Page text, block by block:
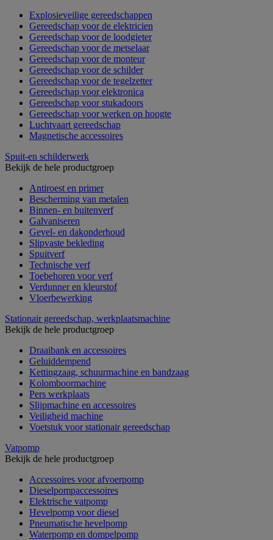
Explosieveilige gereedschappen
Gereedschap voor de elektricien
Gereedschap voor de loodgieter
Gereedschap voor de metselaar
Gereedschap voor de monteur
Gereedschap voor de schilder
Gereedschap voor de tegelzetter
Gereedschap voor elektronica
Gereedschap voor stukadoors
Gereedschap voor werken op hoogte
Luchtvaart gereedschap
Magnetische accessoires
Spuit-en schilderwerk
Bekijk de hele productgroep
Antiroest en primer
Bescherming van metalen
Binnen- en buitenverf
Galvaniseren
Gevel- en dakonderhoud
Slipvaste bekleding
Spuitverf
Technische verf
Toebehoren voor verf
Verdunner en kleurstof
Vloerbewerking
Stationair gereedschap, werkplaatsmachine
Bekijk de hele productgroep
Draaibank en accessoires
Geluiddempend
Kettingzaag, schuurmachine en bandzaag
Kolomboormachine
Pers werkplaats
Slijpmachine en accessoires
Veiligheid machine
Voetstuk voor stationair gereedschap
Vatpomp
Bekijk de hele productgroep
Accessoires voor afvoerpomp
Dieselpompaccessoires
Elektrische vatpomp
Hevelpomp voor diesel
Pneumatische hevelpomp
Waterpomp en dompelpomp